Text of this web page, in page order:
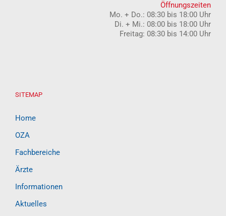
Öffnungszeiten
Mo. + Do.: 08:30 bis 18:00 Uhr
Di. + Mi.: 08:00 bis 18:00 Uhr
Freitag: 08:30 bis 14:00 Uhr
SITEMAP
Home
OZA
Fachbereiche
Ärzte
Informationen
Aktuelles